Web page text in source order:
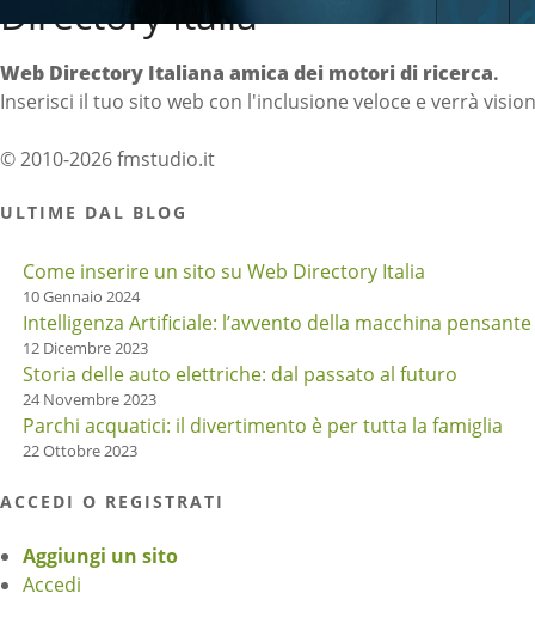
Directory Italia
Web Directory Italiana amica dei motori di ricerca.
Inserisci il tuo sito web con l'inclusione veloce e verrà
© 2010-2026 fmstudio.it
ULTIME DAL BLOG
Come inserire un sito su Web Directory Italia
10 Gennaio 2024
Intelligenza Artificiale: l’avvento della macchina pensante
12 Dicembre 2023
Storia delle auto elettriche: dal passato al futuro
24 Novembre 2023
Parchi acquatici: il divertimento è per tutta la famiglia
22 Ottobre 2023
ACCEDI O REGISTRATI
Aggiungi un sito
Accedi